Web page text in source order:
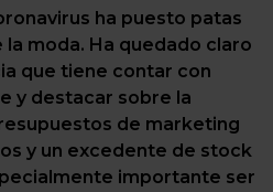
ha puesto patas
la moda. Ha quedado claro
que tiene contar con
y destacar sobre la
de marketing
y un excedente de stock
importante ser